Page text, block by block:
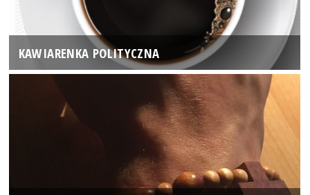
KAWIARENKA POLITYCZNA